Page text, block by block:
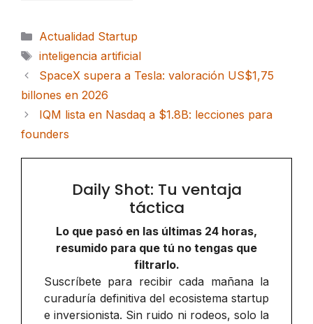
Categorías
Actualidad Startup
Etiquetas
inteligencia artificial
SpaceX supera a Tesla: valoración US$1,75
billones en 2026
IQM lista en Nasdaq a $1.8B: lecciones para
founders
Daily Shot: Tu ventaja
táctica
Lo que pasó en las últimas 24 horas,
resumido para que tú no tengas que
filtrarlo.
Suscríbete para recibir cada mañana la
curaduría definitiva del ecosistema startup
e inversionista. Sin ruido ni rodeos, solo la